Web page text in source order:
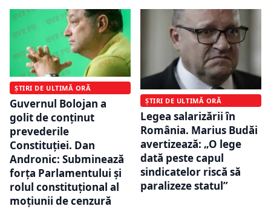
ȘTIRI DE ULTIMĂ ORĂ
Guvernul Bolojan a
golit de conținut
prevederile
Constituției. Dan
Andronic: Subminează
forța Parlamentului și
rolul constituțional al
moțiunii de cenzură
ȘTIRI DE ULTIMĂ ORĂ
Legea salarizării în
România. Marius Budăi
avertizează: „O lege
dată peste capul
sindicatelor riscă să
paralizeze statul”